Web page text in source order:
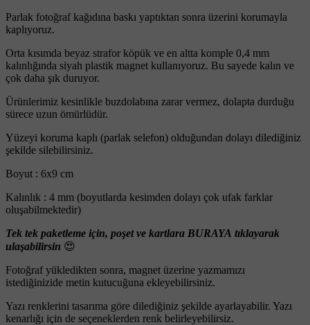
Parlak fotoğraf kağıdına baskı yaptıktan sonra üzerini korumayla
kaplıyoruz.
Orta kısımda beyaz strafor köpük ve en altta komple 0,4 mm
kalınlığında siyah plastik magnet kullanıyoruz. Bu sayede kalın ve
çok daha şık duruyor.
Ürünlerimiz kesinlikle buzdolabına zarar vermez, dolapta durduğu
sürece uzun ömürlüdür.
Yüzeyi koruma kaplı (parlak selefon) olduğundan dolayı dilediğiniz
şekilde silebilirsiniz.
Boyut : 6x9 cm
Kalınlık : 4 mm (boyutlarda kesimden dolayı çok ufak farklar
oluşabilmektedir)
Tek tek paketleme için, poşet ve kartlara BURAYA tıklayarak
ulaşabilirsin 😍
Fotoğraf yükledikten sonra, magnet üzerine yazmamızı
istediğinizide metin kutucuğuna ekleyebilirsiniz.
Yazı renklerini tasarıma göre dilediğiniz şekilde ayarlayabilir. Yazı
kenarlığı için de seçeneklerden renk belirleyebilirsiz.